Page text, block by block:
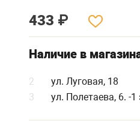
433 ₽
Наличие в
2
ул. Луговая, 18
3
ул. Полетаева, 6. -